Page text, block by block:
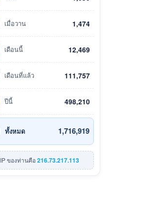
เมื่อวาน 1,474
เดือนนี้ 12,469
เดือนที่แล้ว 111,757
ปีนี้ 498,210
ทั้งหมด 1,716,919
IP ของท่านคือ216.73.217.113